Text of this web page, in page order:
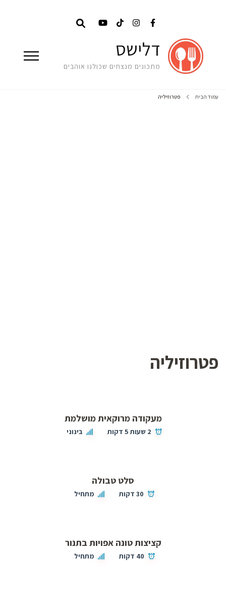
דלישס
מתכונים מנצחים שכולנו אוהבים
עמוד הבית פטרוזיליה
פטרוזיליה
מעקודה מרוקאית מושלמת
2 שעות 5 דקות בינוני
סלט טבולה
30 דקות מתחיל
קציצות טונה אפויות בתנור
40 דקות מתחיל